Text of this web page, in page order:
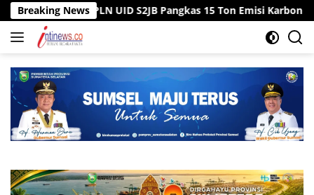
Langsung
ke
konten
Breaking News
UID S2JB Pangkas 15 Ton Emisi Karbon Tiga